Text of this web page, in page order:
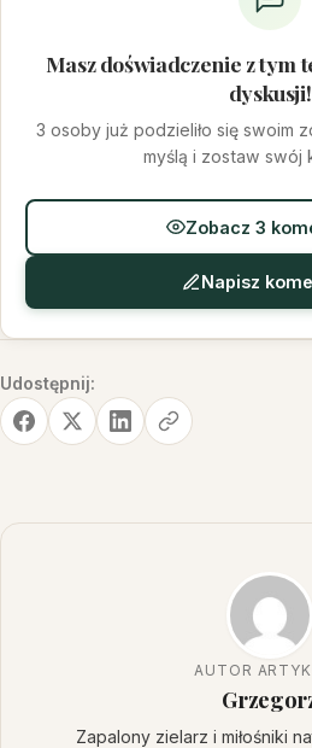
Masz doświadczenie z tym
dyskusji!
3 osoby już podzieliło się swoim
myślą i zostaw swój
Zobacz 3
Napisz
Udostępnij:
AUTOR
Zapalony zielarz i miłośniki